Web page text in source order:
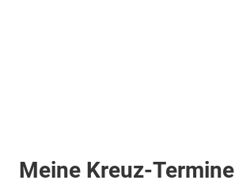
Meine Kreuz-Termine